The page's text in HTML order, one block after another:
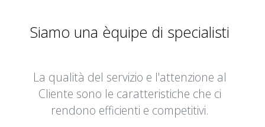
Siamo una èquipe di specialisti
La qualità del servizio e l'attenzione al
Cliente sono le caratteristiche che ci
rendono efficienti e competitivi.